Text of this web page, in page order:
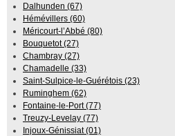
Dalhunden (67)
Hémévillers (60)
Méricourt-l’Abbé (80)
Bouquetot (27)
Chambray (27)
Chamadelle (33)
Saint-Sulpice-le-Guérétois (23)
Ruminghem (62)
Fontaine-le-Port (77)
Treuzy-Levelay (77)
Injoux-Génissiat (01)